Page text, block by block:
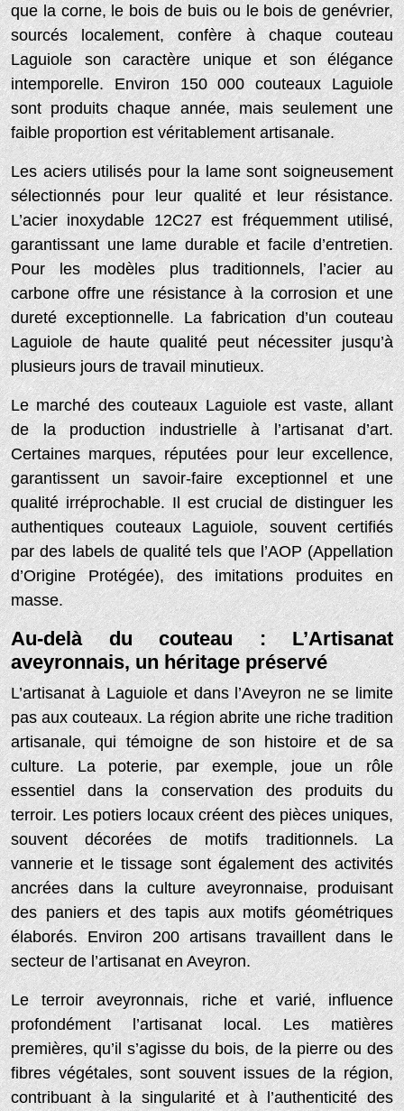
que la corne, le bois de buis ou le bois de genévrier,
sourcés localement, confère à chaque couteau
Laguiole son caractère unique et son élégance
intemporelle. Environ 150 000 couteaux Laguiole
sont produits chaque année, mais seulement une
faible proportion est véritablement artisanale.
Les aciers utilisés pour la lame sont soigneusement
sélectionnés pour leur qualité et leur résistance.
L’acier inoxydable 12C27 est fréquemment utilisé,
garantissant une lame durable et facile d’entretien.
Pour les modèles plus traditionnels, l’acier au
carbone offre une résistance à la corrosion et une
dureté exceptionnelle. La fabrication d’un couteau
Laguiole de haute qualité peut nécessiter jusqu’à
plusieurs jours de travail minutieux.
Le marché des couteaux Laguiole est vaste, allant
de la production industrielle à l’artisanat d’art.
Certaines marques, réputées pour leur excellence,
garantissent un savoir-faire exceptionnel et une
qualité irréprochable. Il est crucial de distinguer les
authentiques couteaux Laguiole, souvent certifiés
par des labels de qualité tels que l’AOP (Appellation
d’Origine Protégée), des imitations produites en
masse.
Au-delà du couteau : L’Artisanat
aveyronnais, un héritage préservé
L’artisanat à Laguiole et dans l’Aveyron ne se limite
pas aux couteaux. La région abrite une riche tradition
artisanale, qui témoigne de son histoire et de sa
culture. La poterie, par exemple, joue un rôle
essentiel dans la conservation des produits du
terroir. Les potiers locaux créent des pièces uniques,
souvent décorées de motifs traditionnels. La
vannerie et le tissage sont également des activités
ancrées dans la culture aveyronnaise, produisant
des paniers et des tapis aux motifs géométriques
élaborés. Environ 200 artisans travaillent dans le
secteur de l’artisanat en Aveyron.
Le terroir aveyronnais, riche et varié, influence
profondément l’artisanat local. Les matières
premières, qu’il s’agisse du bois, de la pierre ou des
fibres végétales, sont souvent issues de la région,
contribuant à la singularité et à l’authenticité des